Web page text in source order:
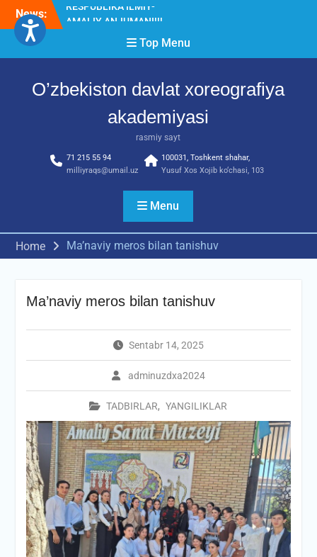
Skip
content
News:
Diqqat e’lon!
2026” tadbiri bo‘lib o‘tdi
RESPUBLIKA ILMIY-
Top Menu
O’zbekiston davlat xoreografiya
akademiyasi
rasmiy sayt
71 215 55 94
milliyraqs@umail.uz
100031, Toshkent shahar,
Yusuf Xos Xojib ko‘chasi, 103
Menu
Home Ma’naviy meros bilan tanishuv
Ma’naviy meros bilan tanishuv
Sentabr 14, 2025
adminuzdxa2024
TADBIRLAR, YANGILIKLAR